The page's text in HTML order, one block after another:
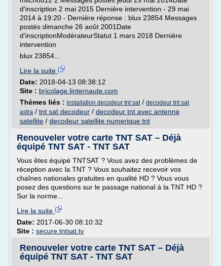
d'inscription 2 mai 2015 Dernière intervention - 29 mai
2014 à 19:20 - Dernière réponse : blux 23854 Messages
postés dimanche 26 août 2001Date
d'inscriptionModérateurStatut 1 mars 2018 Dernière
intervention
blux 23854...
Lire la suite
Date: 2018-04-13 08:38:12
Site : bricolage.linternaute.com
Thèmes liés : installation decodeur tnt sat/ decodeur tnt sat
astra / tnt sat decodeur / decodeur tnt avec antenne
satellite / decodeur satellite numerique tnt
Renouveler votre carte TNT SAT – Déjà
équipé TNT SAT - TNT SAT
Vous êtes équipé TNTSAT ? Vous avez des problèmes de
réception avec la TNT ? Vous souhaitez recevoir vos
chaînes nationales gratuites en qualité HD ? Vous vous
posez des questions sur le passage national à la TNT HD ?
Sur la norme...
Lire la suite
Date: 2017-06-30 08:10:32
Site : secure.tntsat.tv
Renouveler votre carte TNT SAT – Déjà
équipé TNT SAT - TNT SAT